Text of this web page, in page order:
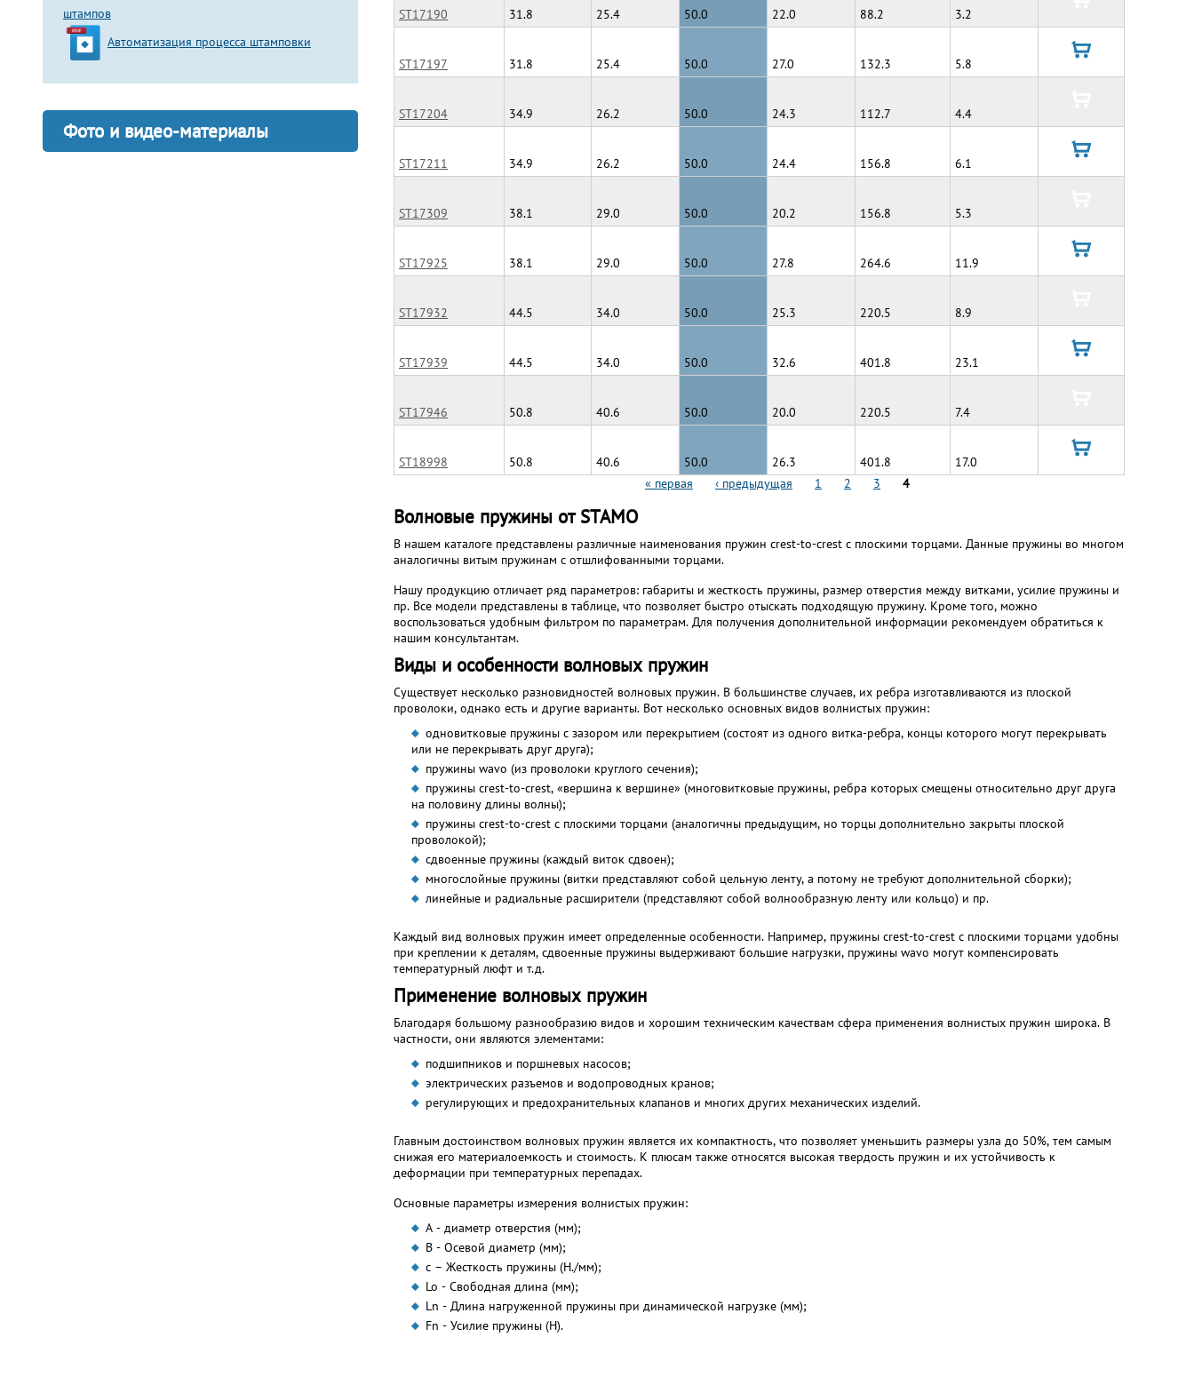
штампов
Автоматизация процесса штамповки
Фото и видео-материалы
ST17190 31.8 25.4 50.0 22.0 88.2 3.2
в
корзину
ST17197 31.8 25.4 50.0 27.0 132.3 5.8
в
ST17204 34.9 26.2 50.0 24.3 112.7 4.4
в
корзину
ST17211 34.9 26.2 50.0 24.4 156.8 6.1
в
ST17309 38.1 29.0 50.0 20.2 156.8 5.3
в
корзину
ST17925 38.1 29.0 50.0 27.8 264.6 11.9
в
ST17932 44.5 34.0 50.0 25.3 220.5 8.9
в
корзину
ST17939 44.5 34.0 50.0 32.6 401.8 23.1
в
ST17946 50.8 40.6 50.0 20.0 220.5 7.4
в
корзину
ST18998 50.8 40.6 50.0 26.3 401.8 17.0
в
« первая ‹ предыдущая 1 2 3 4
Волновые пружины от STAMO
В нашем каталоге представлены различные наименования пружин crest-to-crest с плоскими торцами. Данные пружины во многом
аналогичны витым пружинам с отшлифованными торцами.
Нашу продукцию отличает ряд параметров: габариты и жесткость пружины, размер отверстия между витками, усилие пружины и
пр. Все модели представлены в таблице, что позволяет быстро отыскать подходящую пружину. Кроме того, можно
воспользоваться удобным фильтром по параметрам. Для получения дополнительной информации рекомендуем обратиться к
нашим консультантам.
Виды и особенности волновых пружин
Существует несколько разновидностей волновых пружин. В большинстве случаев, их ребра изготавливаются из плоской
проволоки, однако есть и другие варианты. Вот несколько основных видов волнистых пружин:
одновитковые пружины с зазором или перекрытием (состоят из одного витка-ребра, концы которого могут перекрывать
или не перекрывать друг друга);
пружины wavo (из проволоки круглого сечения);
пружины crest-to-crest, «вершина к вершине» (многовитковые пружины, ребра которых смещены относительно друг друга
на половину длины волны);
пружины crest-to-crest с плоскими торцами (аналогичны предыдущим, но торцы дополнительно закрыты плоской
проволокой);
сдвоенные пружины (каждый виток сдвоен);
многослойные пружины (витки представляют собой цельную ленту, а потому не требуют дополнительной сборки);
линейные и радиальные расширители (представляют собой волнообразную ленту или кольцо) и пр.
Каждый вид волновых пружин имеет определенные особенности. Например, пружины crest-to-crest с плоскими торцами удобны
при креплении к деталям, сдвоенные пружины выдерживают большие нагрузки, пружины wavo могут компенсировать
температурный люфт и т.д.
Применение волновых пружин
Благодаря большому разнообразию видов и хорошим техническим качествам сфера применения волнистых пружин широка. В
частности, они являются элементами:
подшипников и поршневых насосов;
электрических разъемов и водопроводных кранов;
регулирующих и предохранительных клапанов и многих других механических изделий.
Главным достоинством волновых пружин является их компактность, что позволяет уменьшить размеры узла до 50%, тем самым
снижая его материалоемкость и стоимость. К плюсам также относятся высокая твердость пружин и их устойчивость к
деформации при температурных перепадах.
Основные параметры измерения волнистых пружин:
А - диаметр отверстия (мм);
В - Осевой диаметр (мм);
с – Жесткость пружины (Н./мм);
Lo - Свободная длина (мм);
Ln - Длина нагруженной пружины при динамической нагрузке (мм);
Fn - Усилие пружины (Н).